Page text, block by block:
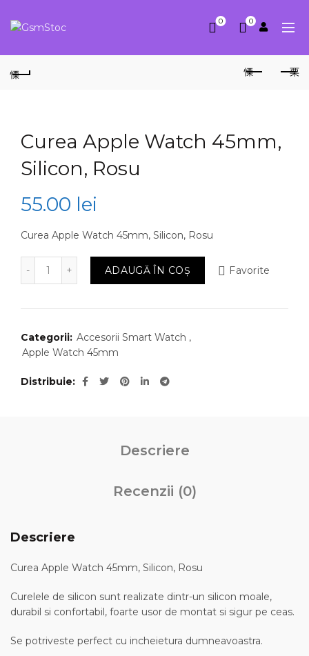
0 0
Curea Apple Watch 45mm,
Silicon, Rosu
55.00 lei
Curea Apple Watch 45mm, Silicon, Rosu
Cantitate Curea Apple Watch 45mm, Silicon, Rosu
ADAUGĂ ÎN COȘ Favorite
Categorii: Accesorii Smart Watch ,
Apple Watch 45mm
Distribuie
Descriere
Recenzii (0)
Descriere
Curea Apple Watch 45mm, Silicon, Rosu
Curelele de silicon sunt realizate dintr-un silicon moale,
durabil si confortabil, foarte usor de montat si sigur pe ceas.
Se potriveste perfect cu incheietura dumneavoastra.